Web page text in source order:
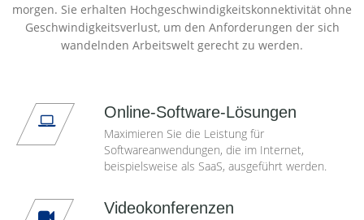
morgen. Sie erhalten Hochgeschwindigkeitskonnektivität ohne
Geschwindigkeitsverlust, um den Anforderungen der sich
wandelnden Arbeitswelt gerecht zu werden.
Online-Software-Lösungen
Maximieren Sie die Leistung für
Softwareanwendungen, die im Internet,
beispielsweise als SaaS, ausgeführt werden.
Videokonferenzen